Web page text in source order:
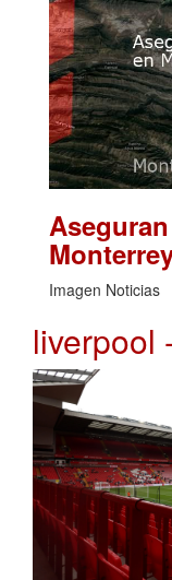
Imagen Noticias
liverpool